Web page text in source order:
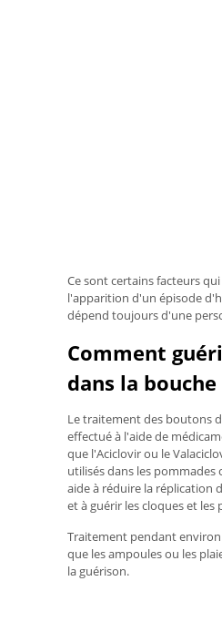
Ce sont certains facteurs
l'apparition d'un épisode
dépend toujours d'une
Comment
dans la bouche
Le traitement des boutons
effectué à l'aide de
que l'Aciclovir ou le
utilisés dans les pommades
aide à réduire la réplication
et à guérir les cloques et les
Traitement pendant
que les ampoules ou les
la guérison.